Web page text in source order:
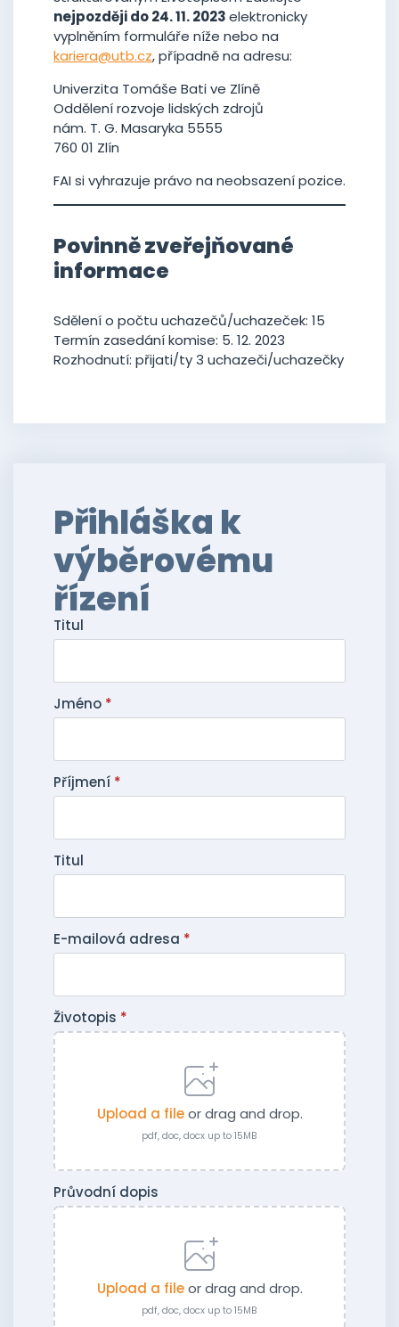
nejpozději do 24. 11. 2023elektronicky
vyplněním formuláře níže nebo na
kariera@utb.cz, případně na adresu:
Univerzita Tomáše Bati ve Zlíně
Oddělení rozvoje lidských zdrojů
nám. T. G. Masaryka 5555
760 01 Zlín
FAI si vyhrazuje právo na neobsazení pozice.
Povinně zveřejňované
informace
Sdělení o počtu uchazečů/uchazeček: 15
Termín zasedání komise: 5. 12. 2023
Rozhodnutí: přijati/ty 3 uchazeči/uchazečky
Přihláška k
výběrovému
řízení
Titul
Jméno *
Příjmení *
Titul
E-mailová adresa *
Životopis *
Upload a fileor drag and drop.
pdf, doc, docx up to 15MB
Průvodní dopis
Upload a fileor drag and drop.
pdf, doc, docx up to 15MB